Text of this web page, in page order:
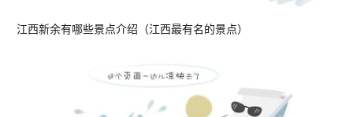
江西新余有哪些景点介绍（江西最有名的景点）